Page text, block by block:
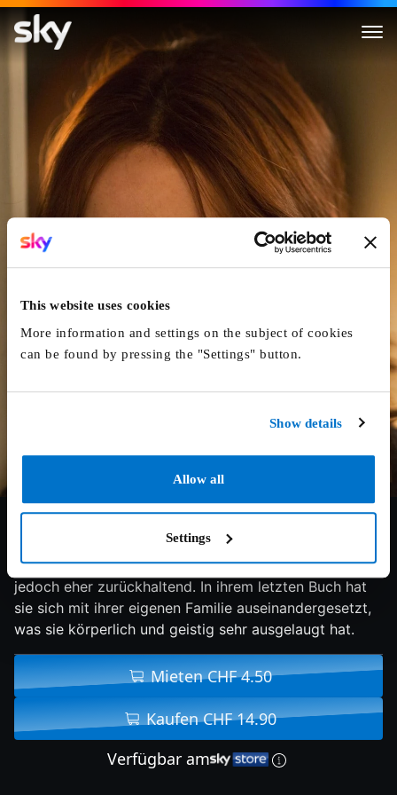
This website uses cookies
More information and settings on the subject of cookies
can be found by pressing the "Settings" button.
Show details
Allow all
Settings
Nach Einer Wahren
5.7/10 2017 110 min Thriller
Delphine ist eine erfolgreiche Schriftstellerein, privat
jedoch eher zurückhaltend. In ihrem letzten Buch hat
sie sich mit ihrer eigenen Familie auseinandergesetzt,
was sie körperlich und geistig sehr ausgelaugt hat.
Mieten CHF 4.50
Kaufen CHF 14.90
Verfügbar am